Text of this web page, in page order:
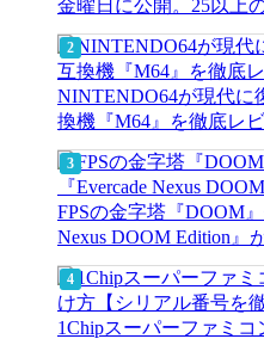
金曜日に公開。25以上
NINTENDO64が現代に
換機『M64』を徹底レ
FPSの金字塔『DOOM
Nexus DOOM Edition』
1Chipスーパーファミ